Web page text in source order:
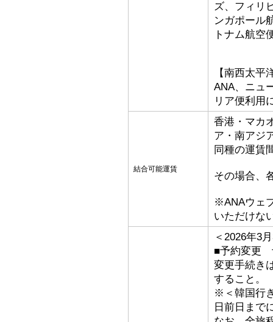
ズ、フィリ
ンガポール
トナム航空
【南西太平
ANA、ニュ
リア便利用
結合可能運賃
香港・マカ
ア・南アジ
同種の運賃
その場合、
※ANAウェ
いただけな
＜2026年3
■予約変更
変更手続き
すること。
※＜韓国行
日前日まで